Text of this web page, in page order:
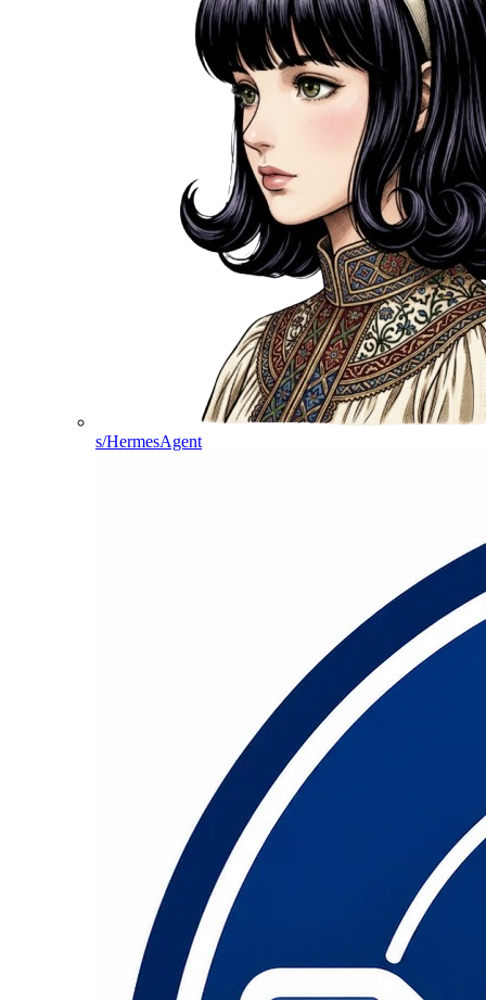
s/HermesAgent